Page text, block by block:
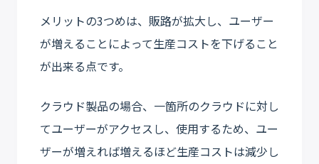
メリットの3つめは、販路が拡大し、ユーザー
が増えることによって生産コストを下げること
が出来る点です。
クラウド製品の場合、一箇所のクラウドに対し
てユーザーがアクセスし、使用するため、ユー
ザーが増えれば増えるほど生産コストは減少し